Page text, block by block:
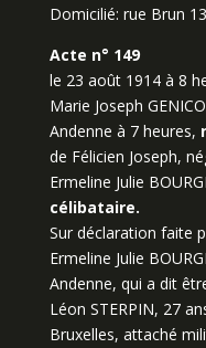
Domicilié: rue Brun 13
Acte n° 149
le 23 août 1914 à 8
Marie Joseph
Andenne à 7 heures,
de Félicien Joseph,
Ermeline Julie
célibataire.
Sur déclaration faite
Ermeline Julie
Andenne, qui a dit
Léon STERPIN, 27
Bruxelles, attaché